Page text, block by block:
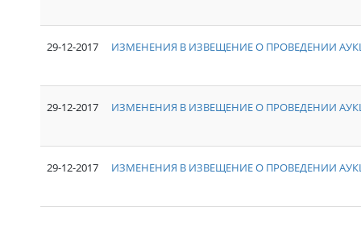
29-12-2017 ИЗМЕНЕНИЯ В ИЗВЕЩЕНИЕ О ПРОВЕДЕНИИ
29-12-2017 ИЗМЕНЕНИЯ В ИЗВЕЩЕНИЕ О ПРОВЕДЕНИИ
29-12-2017 ИЗМЕНЕНИЯ В ИЗВЕЩЕНИЕ О ПРОВЕДЕНИИ